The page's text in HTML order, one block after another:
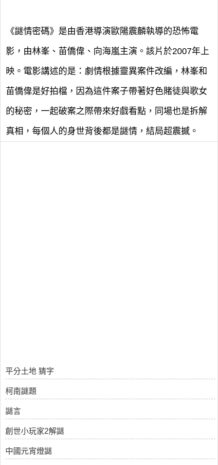
《謎情密碼》是由香港導演歐陽震麟執導的恐怖電
影，由林峯、苗僑偉、向海嵐主演。該片於2007年上
映。電影講述的是：劇情根據靈異案件改編，林峯和
苗僑偉是好拍檔，因為這件案子帶著好色賭徒與歌女
的秘密，一起破案之際帶來好戲看點，同場也是拆解
真相，每個人的身世背後都是謎情，結局超震撼。
平分土地 猜字
柯南謎題
謎言
創世小玩家2解謎
中國元宵燈謎